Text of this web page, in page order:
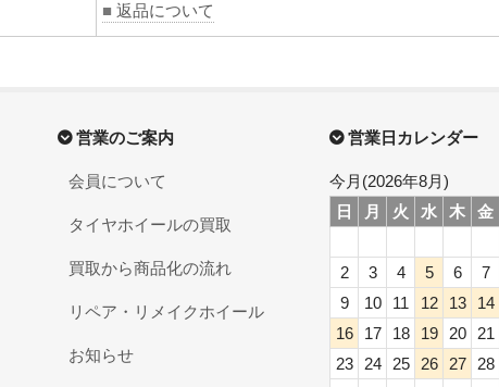
■ 返品について
営業のご案内
会員について
タイヤホイールの買取
買取から商品化の流れ
リペア・リメイクホイール
お知らせ
営業日カレンダー
今月(2026年8月)
日
月 火 水 木 金
2
3 4 5 6 7
9
10 11 12 13 14
16
17 18 19 20 21
23
24 25 26 27 28